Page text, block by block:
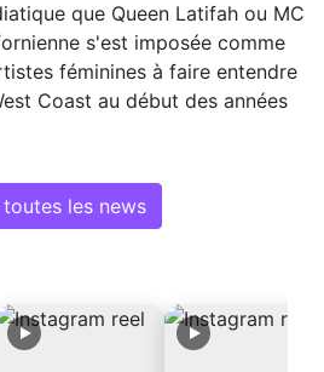
que Queen Latifah ou MC
s'est imposée comme
féminines à faire entendre
Coast au début des années
les news